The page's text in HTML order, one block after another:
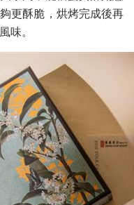
更酥脆，烘烤完成後再
味。